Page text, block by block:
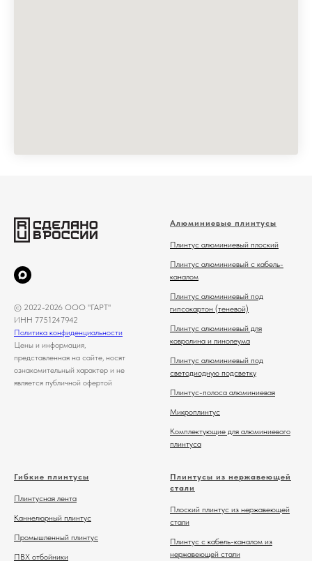
© 2022-2026 ООО "ГАРТ"
ИНН 7751247942
Политика конфиденциальности
Цены и информация,
представленная на сайте, носят
ознакомительный характер и не
является публичной офертой
Алюминиевые плинтусы
Плинтус алюминиевый плоский
Плинтус алюминиевый с кабель-
каналом
Плинтус алюминиевый под
гипсокартон (теневой)
Плинтус алюминиевый для
ковролина и линолеума
Плинтус алюминиевый под
светодиодную подсветку
Плинтус-полоса алюминиевая
Микроплинтус
Комплектующие для алюминиевого
плинтуса
Гибкие плинтусы
Плинтусная лента
Каннелюрный плинтус
Промышленный плинтус
ПВХ отбойники
Плинтусы из нержавеющей
стали
Плоский плинтус из нержавеющей
стали
Плинтус с кабель-каналом из
нержавеющей стали